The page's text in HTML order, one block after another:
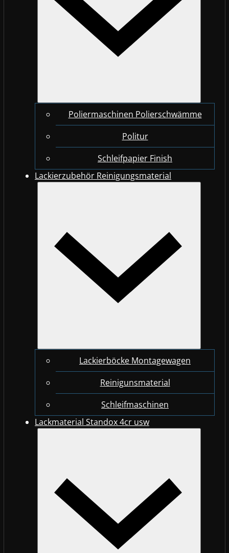
Poliermaschinen Polierschwämme
Politur
Schleifpapier Finish
Lackierzubehör Reinigungsmaterial
Lackierböcke Montagewagen
Reinigunsmaterial
Schleifmaschinen
Lackmaterial Standox 4cr usw